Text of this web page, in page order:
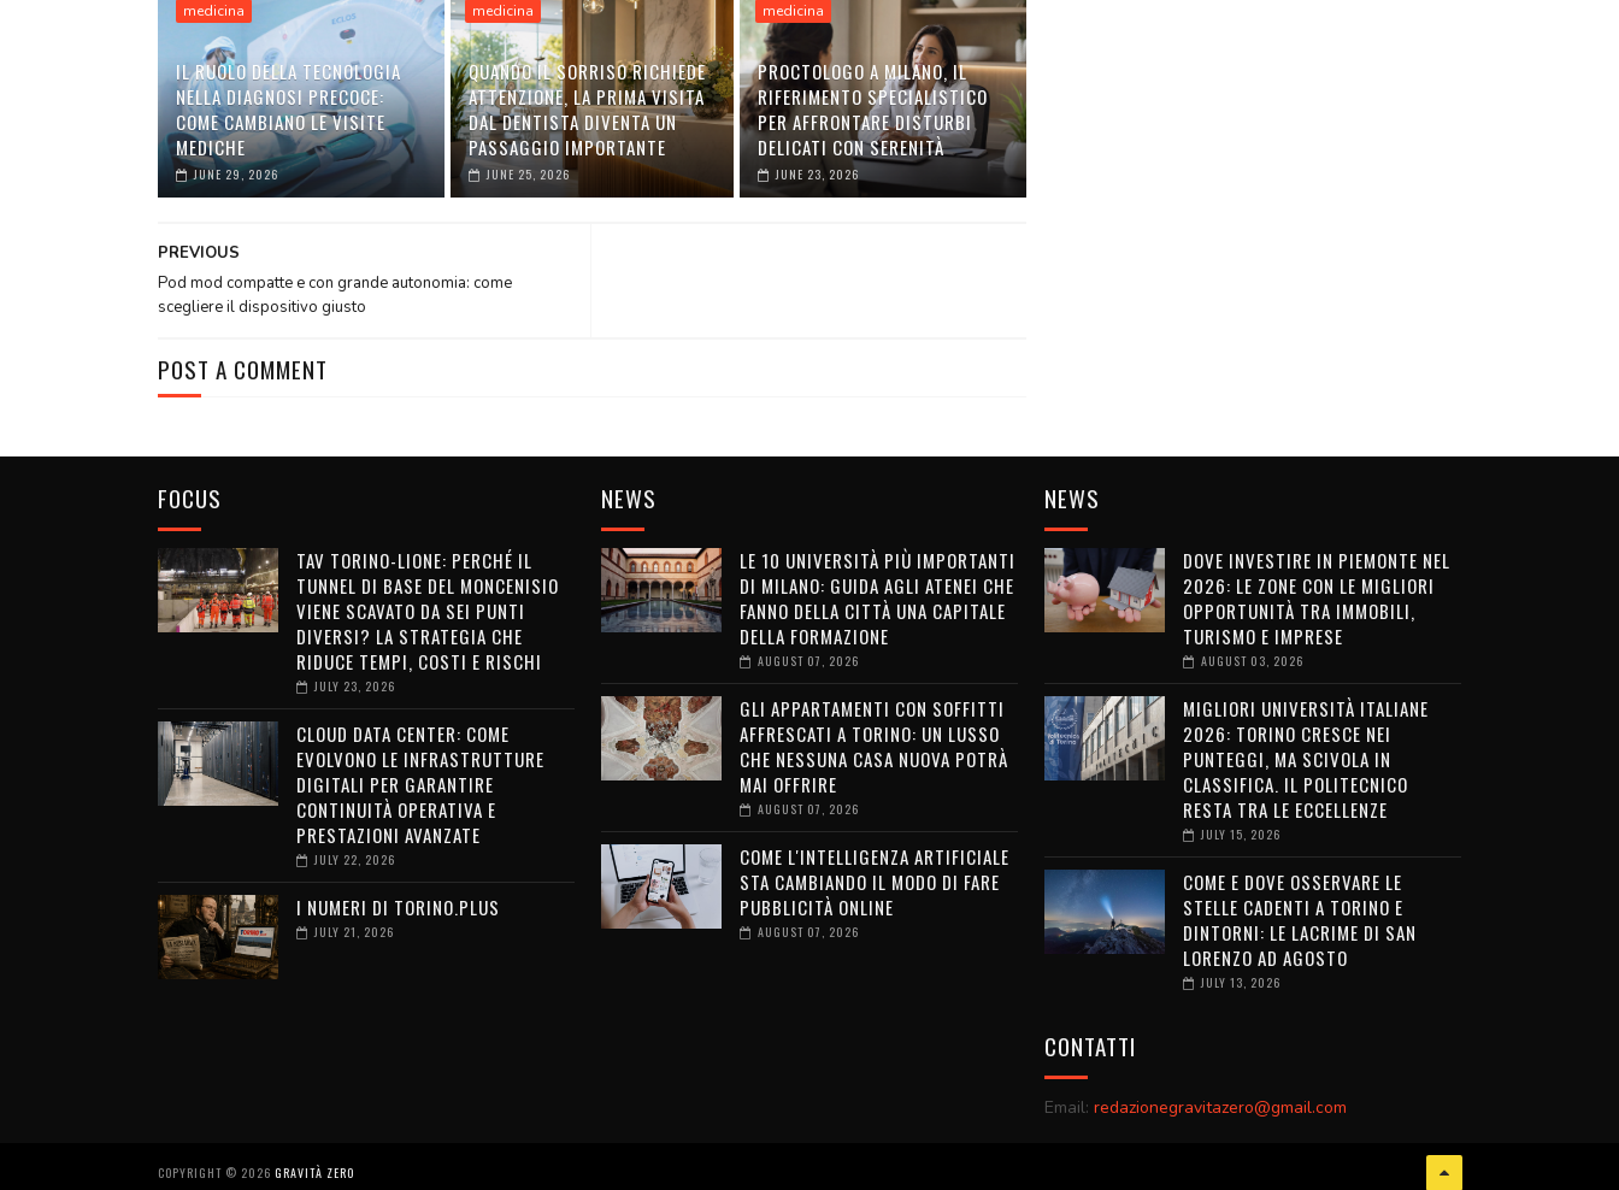
medicina
IL RUOLO DELLA TECNOLOGIA
NELLA DIAGNOSI PRECOCE:
COME CAMBIANO LE VISITE
MEDICHE
JUNE 29, 2026
medicina
QUANDO IL SORRISO RICHIEDE
ATTENZIONE, LA PRIMA VISITA
DAL DENTISTA DIVENTA UN
PASSAGGIO IMPORTANTE
JUNE 25, 2026
medicina
PROCTOLOGO A MILANO, IL
RIFERIMENTO SPECIALISTICO
PER AFFRONTARE DISTURBI
DELICATI CON SERENITÀ
JUNE 23, 2026
PREVIOUS
Pod mod compatte e con grande autonomia: come
scegliere il dispositivo giusto
POST A COMMENT
FOCUS
TAV TORINO-LIONE: PERCHÉ IL
TUNNEL DI BASE DEL MONCENISIO
VIENE SCAVATO DA SEI PUNTI
DIVERSI? LA STRATEGIA CHE
RIDUCE TEMPI, COSTI E RISCHI
JULY 23, 2026
CLOUD DATA CENTER: COME
EVOLVONO LE INFRASTRUTTURE
DIGITALI PER GARANTIRE
CONTINUITÀ OPERATIVA E
PRESTAZIONI AVANZATE
JULY 22, 2026
I NUMERI DI TORINO.PLUS
JULY 21, 2026
NEWS
LE 10 UNIVERSITÀ PIÙ IMPORTANTI
DI MILANO: GUIDA AGLI ATENEI CHE
FANNO DELLA CITTÀ UNA CAPITALE
DELLA FORMAZIONE
AUGUST 07, 2026
GLI APPARTAMENTI CON SOFFITTI
AFFRESCATI A TORINO: UN LUSSO
CHE NESSUNA CASA NUOVA POTRÀ
MAI OFFRIRE
AUGUST 07, 2026
COME L'INTELLIGENZA ARTIFICIALE
STA CAMBIANDO IL MODO DI FARE
PUBBLICITÀ ONLINE
AUGUST 07, 2026
NEWS
DOVE INVESTIRE IN PIEMONTE NEL
2026: LE ZONE CON LE MIGLIORI
OPPORTUNITÀ TRA IMMOBILI,
TURISMO E IMPRESE
AUGUST 03, 2026
MIGLIORI UNIVERSITÀ ITALIANE
2026: TORINO CRESCE NEI
PUNTEGGI, MA SCIVOLA IN
CLASSIFICA. IL POLITECNICO
RESTA TRA LE ECCELLENZE
JULY 15, 2026
COME E DOVE OSSERVARE LE
STELLE CADENTI A TORINO E
DINTORNI: LE LACRIME DI SAN
LORENZO AD AGOSTO
JULY 13, 2026
CONTATTI
Email: redazionegravitazero@gmail.com
COPYRIGHT © 2026 GRAVITÀ ZERO